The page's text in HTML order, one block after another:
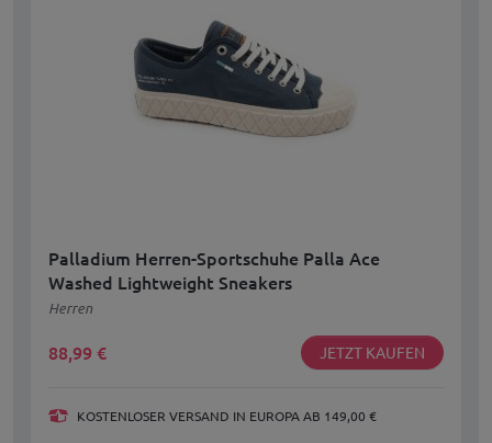
Palladium Herren-Sportschuhe Palla Ace
Washed Lightweight Sneakers
Herren
88,99 € JETZT KAUFEN
KOSTENLOSER VERSAND IN EUROPA AB 149,00 €